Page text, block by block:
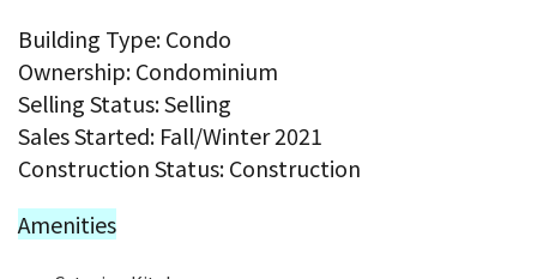
Building Type: Condo
Ownership: Condominium
Selling Status: Selling
Sales Started: Fall/Winter 2021
Construction Status: Construction
Amenities